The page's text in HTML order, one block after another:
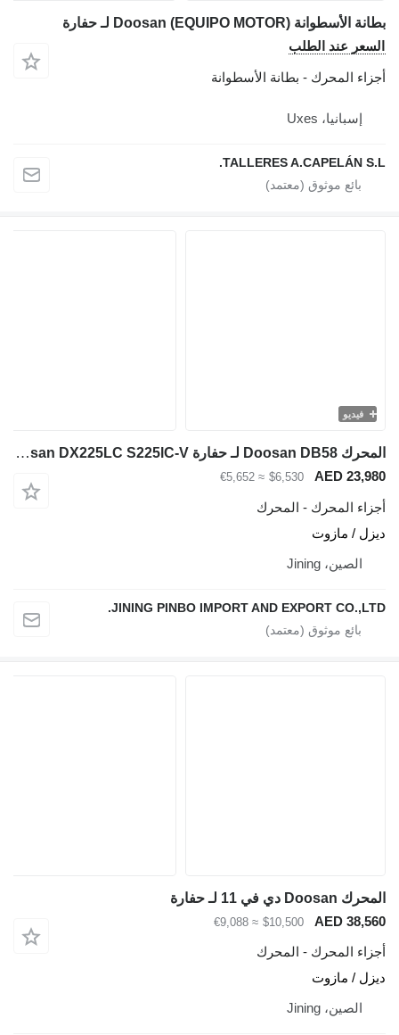
بطانة الأسطوانة Doosan (EQUIPO MOTOR) لـ حفارة
السعر عند الطلب
أجزاء المحرك - بطانة الأسطوانة
إسبانيا، Uxes
TALLERES A.CAPELÁN S.L.
فيديو
المحرك Doosan DB58 لـ حفارة Doosan DX225LC S225lC-V
AED 23,980
$6,530
≈ €5,652
أجزاء المحرك - المحرك
ديزل / مازوت
الصين، Jining
JINING PINBO IMPORT AND EXPORT CO.,LTD.
المحرك Doosan دي في 11 لـ حفارة
AED 38,560
$10,500
≈ €9,088
أجزاء المحرك - المحرك
ديزل / مازوت
الصين، Jining